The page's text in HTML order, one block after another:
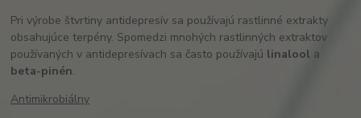
Pri výrobe štvrtiny antidepresív sa používajú rastlinné extrakty
obsahujúce terpény. Spomedzi mnohých rastlinných extraktov
používaných v antidepresívach sa často používajú linalool a
beta-pinén.
Antimikrobiálny